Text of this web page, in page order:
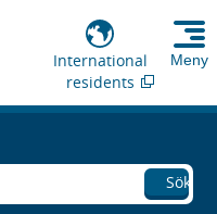
International
residents
Meny
Sök